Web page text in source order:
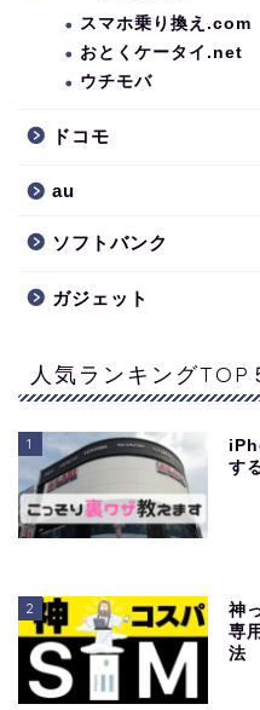
スマホ乗り換え.com
おとくケータイ.net
ウチモバ
ドコモ
au
ソフトバンク
ガジェット
人気ランキングTOP
1
す
2
神
専
法